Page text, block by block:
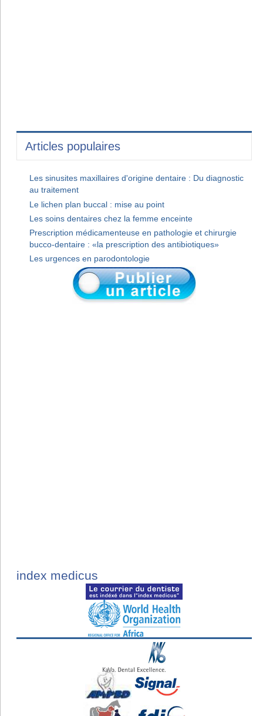
Articles populaires
Les sinusites maxillaires d'origine dentaire : Du diagnostic
au traitement
Le lichen plan buccal : mise au point
Les soins dentaires chez la femme enceinte
Prescription médicamenteuse en pathologie et chirurgie
bucco-dentaire : «la prescription des antibiotiques»
Les urgences en parodontologie
index medicus